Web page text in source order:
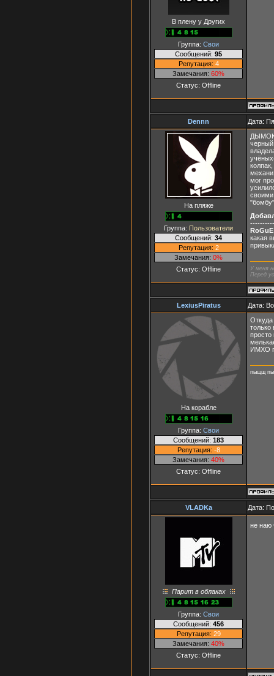
В плену у Других
Группа: Свои
Сообщений: 95
Репутация: 4
Замечания: 60%
Статус: Offline
Dennn Дата:
На пляже
Группа: Пользователи
Сообщений: 34
Репутация: 2
Замечания: 0%
Статус: Offline
мог
своими
RoGuE
какая
У меня
Перед
LexiusPiratus Дата:
На корабле
Группа: Свои
Сообщений: 183
Репутация: -8
Замечания: 40%
Статус: Offline
Откуда
только
просто
ИМХО
пыщщ
VLADKa Дата:
Парит в облаках
Группа: Свои
Сообщений: 456
Репутация: 29
Замечания: 40%
Статус: Offline
не наю